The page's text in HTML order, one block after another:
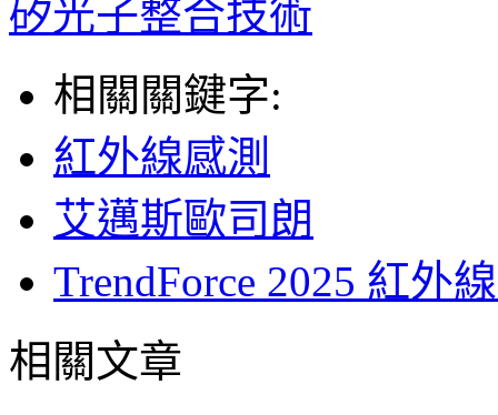
矽光子整合技術
相關關鍵字:
紅外線感測
艾邁斯歐司朗
TrendForce 2025 紅外
相關文章